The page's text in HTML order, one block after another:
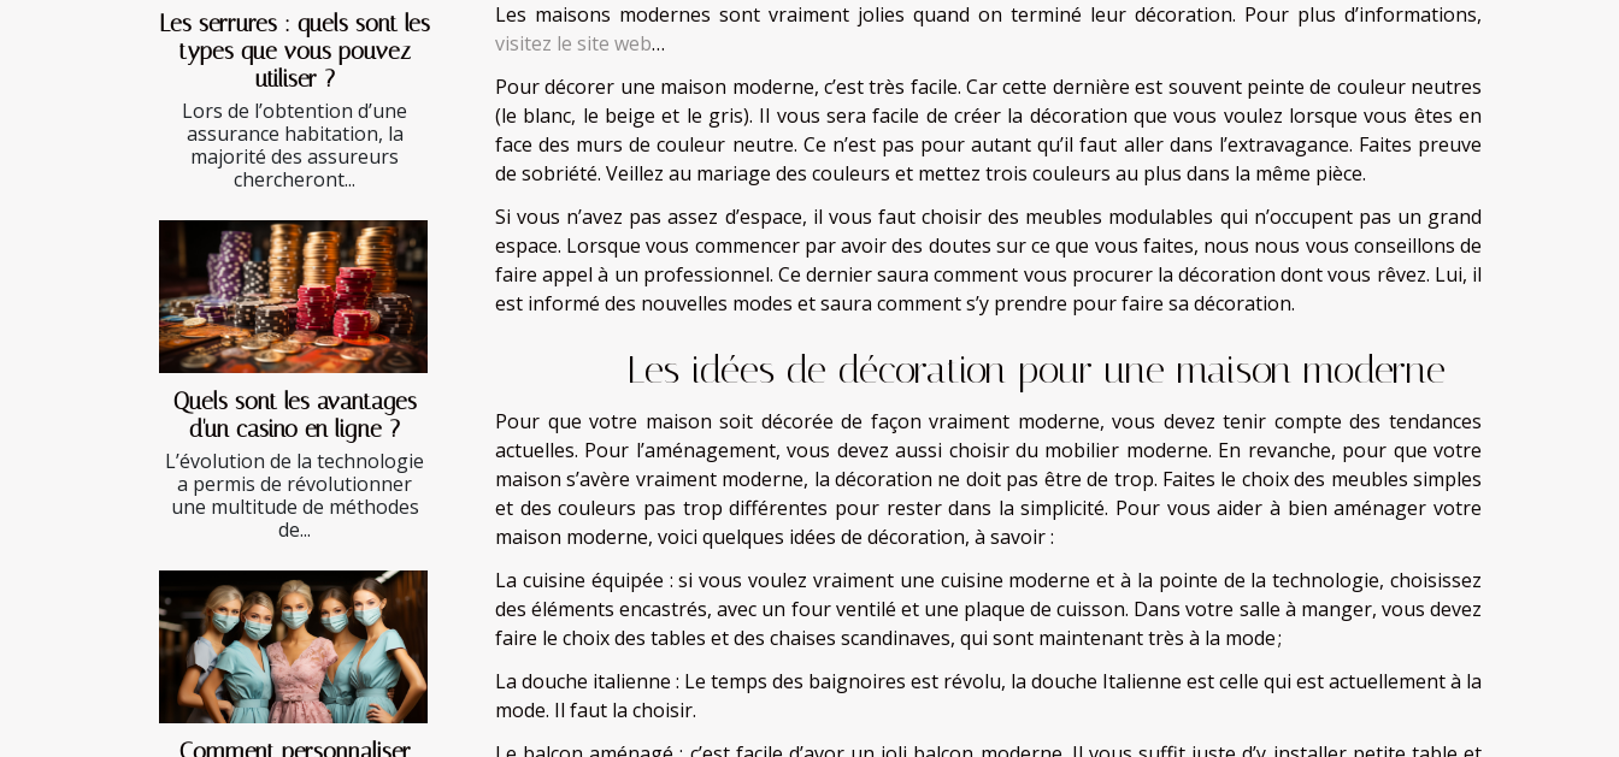
Les serrures : quels sont les
types que vous pouvez
utiliser ?
Lors de l’obtention d’une
assurance habitation, la
majorité des assureurs
chercheront...
Quels sont les avantages
d'un casino en ligne ?
L’évolution de la technologie
a permis de révolutionner
une multitude de méthodes
de...
Les maisons modernes sont vraiment jolies quand on terminé leur décoration. Pour plus d’informations,
visitez le site web…
Pour décorer une maison moderne, c’est très facile. Car cette dernière est souvent peinte de couleur neutres
(le blanc, le beige et le gris). Il vous sera facile de créer la décoration que vous voulez lorsque vous êtes en
face des murs de couleur neutre. Ce n’est pas pour autant qu’il faut aller dans l’extravagance. Faites preuve
de sobriété. Veillez au mariage des couleurs et mettez trois couleurs au plus dans la même pièce.
Si vous n’avez pas assez d’espace, il vous faut choisir des meubles modulables qui n’occupent pas un grand
espace. Lorsque vous commencer par avoir des doutes sur ce que vous faites, nous nous vous conseillons de
faire appel à un professionnel. Ce dernier saura comment vous procurer la décoration dont vous rêvez. Lui, il
est informé des nouvelles modes et saura comment s’y prendre pour faire sa décoration.
Les idées de décoration pour une maison moderne
Pour que votre maison soit décorée de façon vraiment moderne, vous devez tenir compte des tendances
actuelles. Pour l’aménagement, vous devez aussi choisir du mobilier moderne. En revanche, pour que votre
maison s’avère vraiment moderne, la décoration ne doit pas être de trop. Faites le choix des meubles simples
et des couleurs pas trop différentes pour rester dans la simplicité. Pour vous aider à bien aménager votre
maison moderne, voici quelques idées de décoration, à savoir :
La cuisine équipée : si vous voulez vraiment une cuisine moderne et à la pointe de la technologie, choisissez
des éléments encastrés, avec un four ventilé et une plaque de cuisson. Dans votre salle à manger, vous devez
faire le choix des tables et des chaises scandinaves, qui sont maintenant très à la mode ;
La douche italienne : Le temps des baignoires est révolu, la douche Italienne est celle qui est actuellement à la
mode. Il faut la choisir.